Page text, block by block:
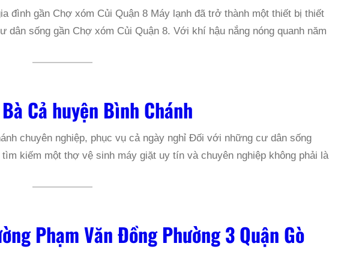
đình gần Chợ xóm Củi Quận 8 Máy lạnh đã trở thành một thiết bị thiết
sống gần Chợ xóm Củi Quận 8. Với khí hậu nắng nóng quanh năm
Cả huyện Bình Chánh
chuyên nghiệp, phục vụ cả ngày nghỉ Đối với những cư dân sống
kiếm một thợ vệ sinh máy giặt uy tín và chuyên nghiệp không phải là
Phạm Văn Đồng Phường 3 Quận Gò